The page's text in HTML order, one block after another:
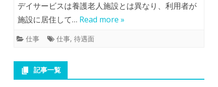
デイサービスは養護老人施設とは異なり、利用者が
施設に居住して… Read more »
仕事 仕事, 待遇面
記事一覧